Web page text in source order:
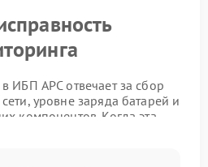
ИБП APC отвечает за сбор
уровне заряда батарей и
компонентов. Когда эта
оборудования